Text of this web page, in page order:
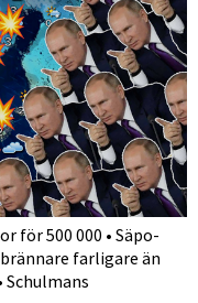
för 500 000 • Säpo-
farligare än
Schulmans